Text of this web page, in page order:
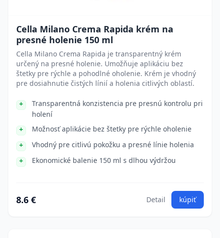
Cella Milano Crema Rapida krém na
presné holenie 150 ml
Cella Milano Crema Rapida je transparentný krém
určený na presné holenie. Umožňuje aplikáciu bez
štetky pre rýchle a pohodlné oholenie. Krém je vhodný
pre dosiahnutie čistých línií a holenia citlivých oblastí.
Transparentná konzistencia pre presnú kontrolu pri
holení
Možnosť aplikácie bez štetky pre rýchle oholenie
Vhodný pre citlivú pokožku a presné línie holenia
Ekonomické balenie 150 ml s dlhou výdržou
8.6 € Detail kúpiť